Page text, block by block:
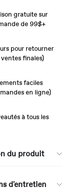
gratuite sur
de 99$+
pour retourner
ventes finales)
faciles
en ligne)
à tous les
du produit
d'entretien